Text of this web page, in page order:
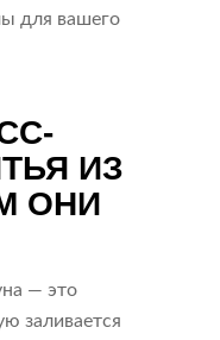
для вашего
ИЗ
ОНИ
— это
заливается